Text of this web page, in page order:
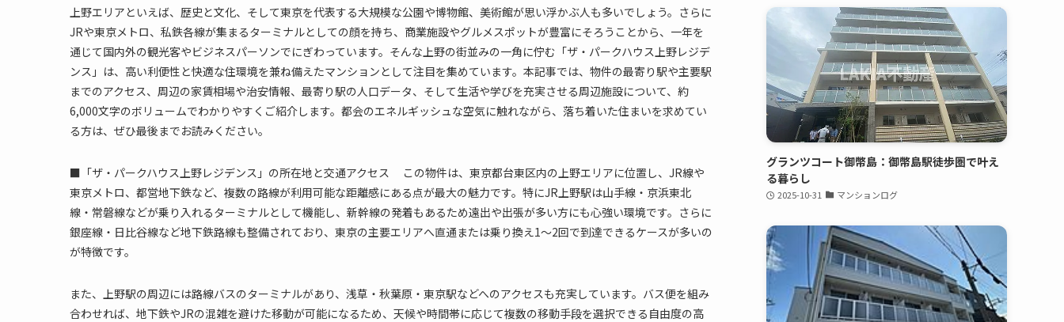
上野エリアといえば、歴史と文化、そして東京を代表する大規模な公園や博物館、美術館が思い浮かぶ人も多いでしょう。さらに
JRや東京メトロ、私鉄各線が集まるターミナルとしての顔を持ち、商業施設やグルメスポットが豊富にそろうことから、一年を
通じて国内外の観光客やビジネスパーソンでにぎわっています。そんな上野の街並みの一角に佇む「ザ・パークハウス上野レジデ
ンス」は、高い利便性と快適な住環境を兼ね備えたマンションとして注目を集めています。本記事では、物件の最寄り駅や主要駅
までのアクセス、周辺の家賃相場や治安情報、最寄り駅の人口データ、そして生活や学びを充実させる周辺施設について、約
6,000文字のボリュームでわかりやすくご紹介します。都会のエネルギッシュな空気に触れながら、落ち着いた住まいを求めてい
る方は、ぜひ最後までお読みください。
■「ザ・パークハウス上野レジデンス」の所在地と交通アクセス この物件は、東京都台東区内の上野エリアに位置し、JR線や
東京メトロ、都営地下鉄など、複数の路線が利用可能な距離感にある点が最大の魅力です。特にJR上野駅は山手線・京浜東北
線・常磐線などが乗り入れるターミナルとして機能し、新幹線の発着もあるため遠出や出張が多い方にも心強い環境です。さらに
銀座線・日比谷線など地下鉄路線も整備されており、東京の主要エリアへ直通または乗り換え1～2回で到達できるケースが多いの
が特徴です。
また、上野駅の周辺には路線バスのターミナルがあり、浅草・秋葉原・東京駅などへのアクセスも充実しています。バス便を組み
合わせれば、地下鉄やJRの混雑を避けた移動が可能になるため、天候や時間帯に応じて複数の移動手段を選択できる自由度の高
グランツコート御幣島：御幣島駅徒歩圏で叶え
る暮らし
2025-10-31 マンションログ